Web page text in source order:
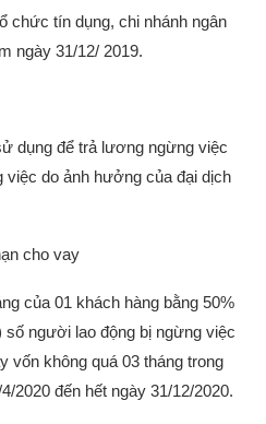
chức tín dụng, chi nhánh ngân
ngày 31/12/ 2019.
dụng để trả lương ngừng việc
do ảnh hưởng của đại dịch
cho vay
của 01 khách hàng bằng 50%
người lao động bị ngừng việc
vốn không quá 03 tháng trong
2020 đến hết ngày 31/12/2020.